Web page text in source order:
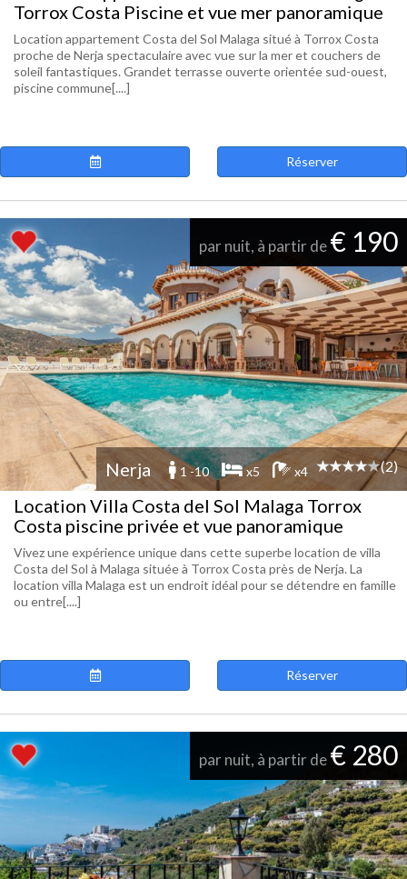
Torrox Costa Piscine et vue mer panoramique
Location appartement Costa del Sol Malaga situé à Torrox Costa
proche de Nerja spectaculaire avec vue sur la mer et couchers de
soleil fantastiques. Grandet terrasse ouverte orientée sud-ouest,
piscine commune[....]
Réserver
par nuit, à partir de€ 190
Nerja 1 -10 x5 x4 (2)
Location Villa Costa del Sol Malaga Torrox
Costa piscine privée et vue panoramique
Vivez une expérience unique dans cette superbe location de villa
Costa del Sol à Malaga située à Torrox Costa près de Nerja. La
location villa Malaga est un endroit idéal pour se détendre en famille
ou entre[....]
Réserver
par nuit, à partir de€ 280